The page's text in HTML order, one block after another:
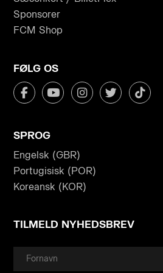
Sponsorer
FCM Shop
FØLG OS
SPROG
Engelsk (GBR)
Portugisisk (POR)
Koreansk (KOR)
TILMELD NYHEDSBREV